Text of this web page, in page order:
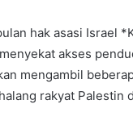
hak asasi Israel
akses
mengambil
rakyat Palestin